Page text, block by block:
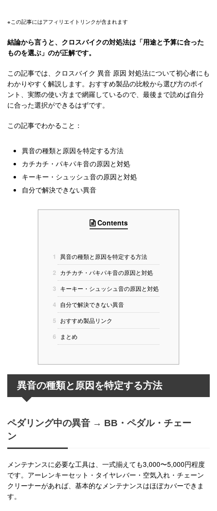
※この記事にはアフィリエイトリンクが含まれます
結論から言うと、クロスバイクの対処法は「用途と予算に合った
ものを選ぶ」のが正解です。
この記事では、クロスバイク 異音 原因 対処法について初心者にも
わかりやすく解説します。おすすめ製品の比較から選び方のポイ
ント、実際の使い方まで網羅しているので、最後まで読めば自分
に合った選択ができるはずです。
この記事でわかること：
異音の種類と原因を特定する方法
カチカチ・パキパキ音の原因と対処
キーキー・シュッシュ音の原因と対処
自分で解決できない異音
Contents
1 異音の種類と原因を特定する方法
2 カチカチ・パキパキ音の原因と対処
3 キーキー・シュッシュ音の原因と対処
4 自分で解決できない異音
5 おすすめ製品リンク
6 まとめ
異音の種類と原因を特定する方法
ペダリング中の異音 → BB・ペダル・チェー
ン
メンテナンスに必要な工具は、一式揃えても3,000〜5,000円程度
です。アーレンキーセット・タイヤレバー・空気入れ・チェーン
クリーナーがあれば、基本的なメンテナンスはほぼカバーできま
す。